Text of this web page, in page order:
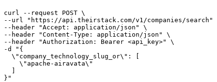
curl --request POST \
--url "https://api.theirstack.com/v1/companies/search"
--header "Accept: application/json" \
--header "Content-Type: application/json" \
--header "Authorization: Bearer <api_key>" \
-d "{
  \"company_technology_slug_or\": [
    \"apache-airavata\"
  ]
}"